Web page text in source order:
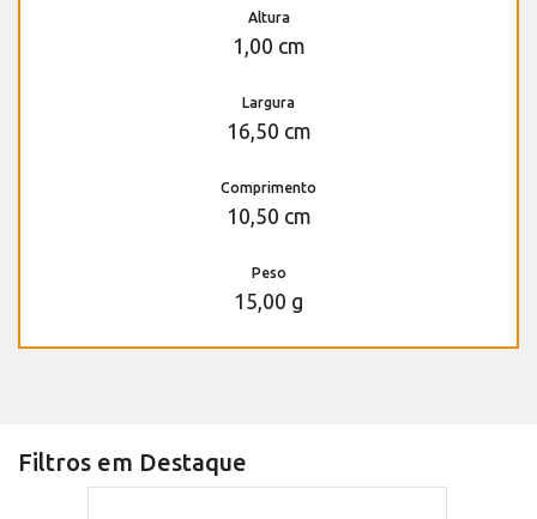
Altura
1,00 cm
Largura
16,50 cm
Comprimento
10,50 cm
Peso
15,00 g
Filtros em Destaque